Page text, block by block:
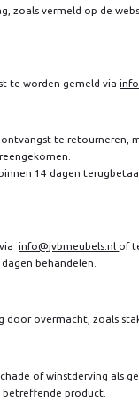
zoals vermeld op de
te worden gemeld via
te retourneren,
14 dagen
viainfo@jvbmeubels.nl of
behandelen.
door overmacht, zoals
of winstderving als
product.